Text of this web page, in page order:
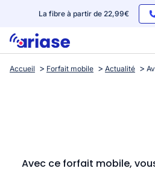
La fibre à partir de 22,99€
Box internet
Accueil Forfait mobile Actualité
Avec ce forfait mobile,